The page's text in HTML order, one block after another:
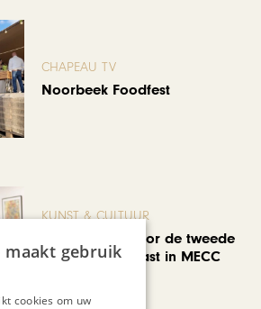
CHAPEAU TV
Noorbeek Foodfest
KUNST & CULTUUR
EuropArtFair voor de tweede
keer op rij te gast in MECC
maakt gebruik
cookies om uw